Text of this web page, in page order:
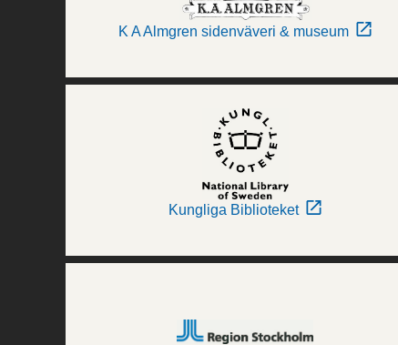
K A Almgren sidenväveri & museum
Kungliga Biblioteket